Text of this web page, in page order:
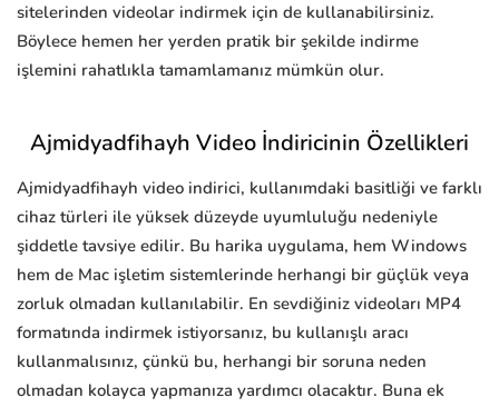
sitelerinden videolar indirmek için de kullanabilirsiniz.
Böylece hemen her yerden pratik bir şekilde indirme
işlemini rahatlıkla tamamlamanız mümkün olur.
Ajmidyadfihayh Video İndiricinin Özellikleri
Ajmidyadfihayh video indirici, kullanımdaki basitliği ve farklı
cihaz türleri ile yüksek düzeyde uyumluluğu nedeniyle
şiddetle tavsiye edilir. Bu harika uygulama, hem Windows
hem de Mac işletim sistemlerinde herhangi bir güçlük veya
zorluk olmadan kullanılabilir. En sevdiğiniz videoları MP4
formatında indirmek istiyorsanız, bu kullanışlı aracı
kullanmalısınız, çünkü bu, herhangi bir soruna neden
olmadan kolayca yapmanıza yardımcı olacaktır. Buna ek